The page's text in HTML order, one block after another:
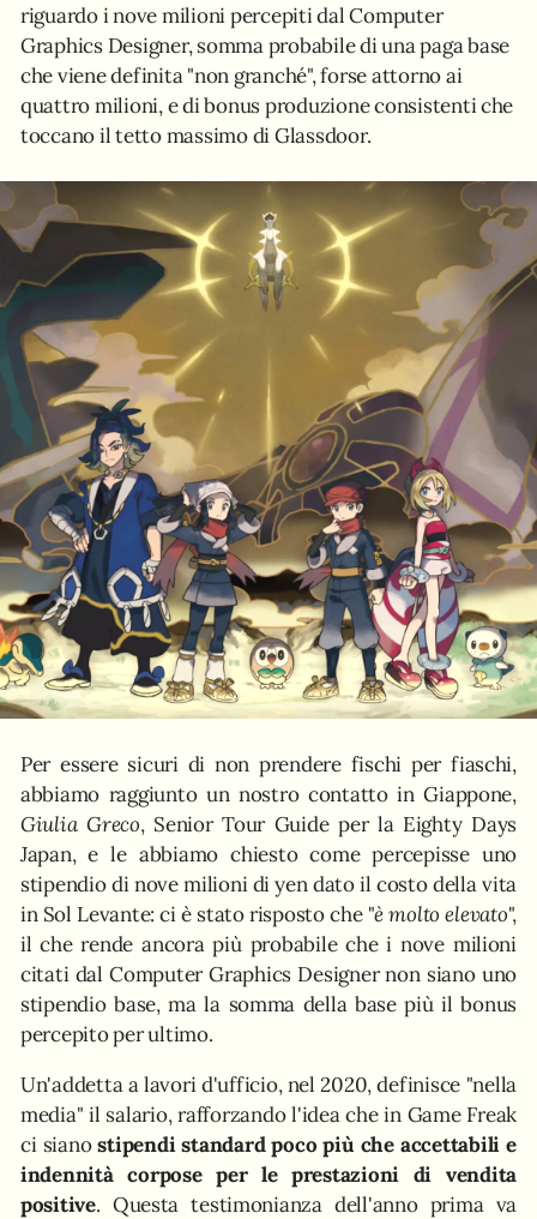
riguardo i nove milioni percepiti dal Computer
Graphics Designer, somma probabile di una paga base
che viene definita "non granché", forse attorno ai
quattro milioni, e di bonus produzione consistenti che
toccano il tetto massimo di Glassdoor.
Per essere sicuri di non prendere fischi per fiaschi,
abbiamo raggiunto un nostro contatto in Giappone,
Giulia Greco, Senior Tour Guide per la Eighty Days
Japan, e le abbiamo chiesto come percepisse uno
stipendio di nove milioni di yen dato il costo della vita
in Sol Levante: ci è stato risposto che "è molto elevato",
il che rende ancora più probabile che i nove milioni
citati dal Computer Graphics Designer non siano uno
stipendio base, ma la somma della base più il bonus
percepito per ultimo.
Un'addetta a lavori d'ufficio, nel 2020, definisce "nella
media" il salario, rafforzando l'idea che in Game Freak
ci sianostipendi standard poco più che accettabili e
indennità corpose per le prestazioni di vendita
positive. Questa testimonianza dell'anno prima va